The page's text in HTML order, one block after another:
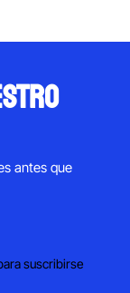
antes que
suscribirse